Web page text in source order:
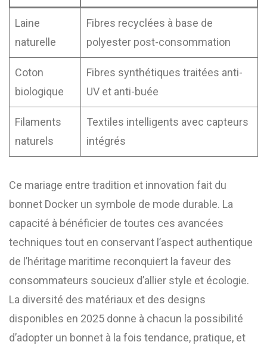
Laine
naturelle
Fibres recyclées à base de
polyester post-consommation
Coton
biologique
Fibres synthétiques traitées anti-
UV et anti-buée
Filaments
naturels
Textiles intelligents avec capteurs
intégrés
Ce mariage entre tradition et innovation fait du
bonnet Docker un symbole de mode durable. La
capacité à bénéficier de toutes ces avancées
techniques tout en conservant l’aspect authentique
de l’héritage maritime reconquiert la faveur des
consommateurs soucieux d’allier style et écologie.
La diversité des matériaux et des designs
disponibles en 2025 donne à chacun la possibilité
d’adopter un bonnet à la fois tendance, pratique, et